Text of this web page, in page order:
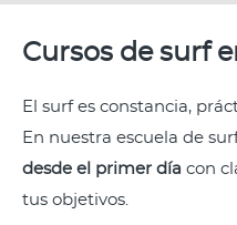
Cursos de surf
El surf es constancia,
En nuestra escuela de
desde el primer día con
tus objetivos.